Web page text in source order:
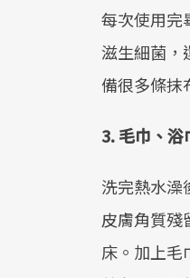
每次使用完
滋生細菌，
備很多條抹
3. 毛巾、浴
洗完熱水澡
皮膚角質殘
床。加上毛